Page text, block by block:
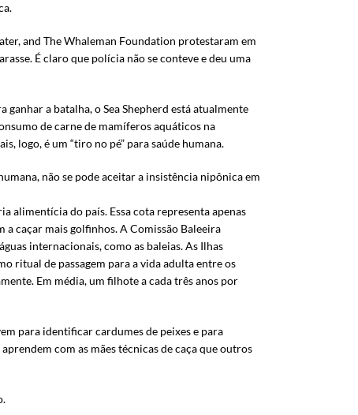
and The Whaleman Foundation protestaram em
É claro que polícia não se conteve e deu uma
a batalha, o Sea Shepherd está atualmente
de carne de mamíferos aquáticos na
logo, é um “tiro no pé” para saúde humana.
não se pode aceitar a insistência nipônica em
alimentícia do país. Essa cota representa apenas
a caçar mais golfinhos. A Comissão Baleeira
internacionais, como as baleias. As Ilhas
ritual de passagem para a vida adulta entre os
Em média, um filhote a cada três anos por
para identificar cardumes de peixes e para
com as mães técnicas de caça que outros